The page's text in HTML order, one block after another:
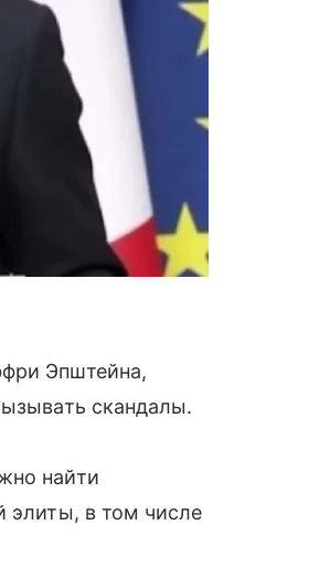
Эпштейна,
скандалы.
найти
элиты, в том числе